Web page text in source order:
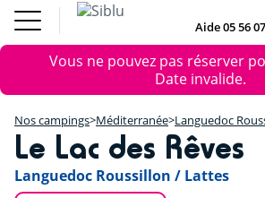
Aller
au
contenu
principal
Le Fun
DE
Nos campings
Vos envies
Nos offres
Hébergement
Siblu & moi
Le Fun Pass
Achat mobil home
DE IE
Aide 05 56
MessageVous ne pouvez pas réserver
Date invalide.
Nos campings Méditerranée Languedoc
Le Lac des Rêves
Languedoc Roussillon / Lattes
−